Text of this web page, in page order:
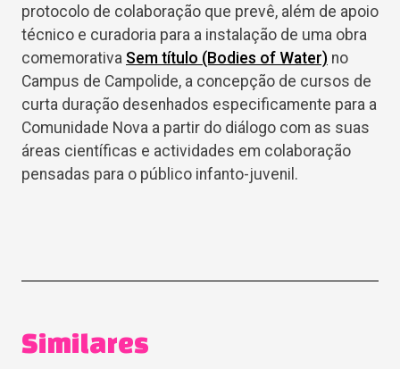
protocolo de colaboração que prevê, além de apoio
técnico e curadoria para a instalação de uma obra
comemorativa Sem título (Bodies of Water) no
Campus de Campolide, a concepção de cursos de
curta duração desenhados especificamente para a
Comunidade Nova a partir do diálogo com as suas
áreas científicas e actividades em colaboração
pensadas para o público infanto-juvenil.
Similares